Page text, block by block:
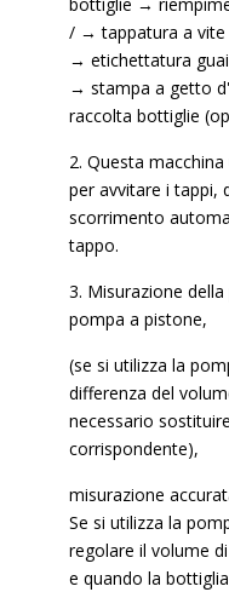
/ → tappatura a
→ etichettatura
→ stampa a getto
raccolta bottiglie
2. Questa
per avvitare i tappi,
scorrimento
tappo.
3. Misurazione
pompa a pistone,
(se si utilizza la
differenza del
necessario
corrispondente),
misurazione
Se si utilizza la
regolare il volume
e quando la